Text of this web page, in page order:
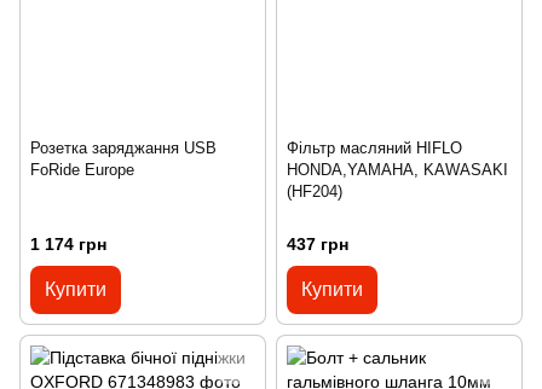
Розетка заряджання USB
FoRide Europe
1 174 грн
Купити
Фільтр масляний HIFLO
HONDA,YAMAHA, KAWASAKI
(HF204)
437 грн
Купити